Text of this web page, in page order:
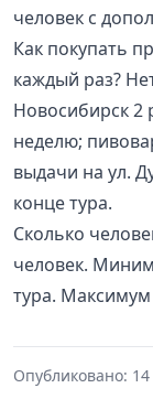
человек с
Как покупать
каждый раз?
Новосибирск 2
неделю;
выдачи на ул.
конце тура.
Сколько
человек.
тура.
Опубликовано: